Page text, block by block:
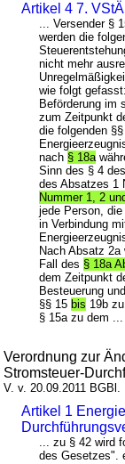
Artikel 4 7.
... Versender §
werden die
nicht mehr
wie folgt
Beförderung im
zum Zeitpunkt
die folgenden
nach § 18a
Sinn des § 4
des Absatzes 1
Nummer 1, 2
jede Person,
in Verbindung
Nach Absatz 2a
Fall des § 18a
dem Zeitpunkt
Besteuerung
§§ 15 bis 19b
§ 15a zu dem ...
Verordnung zur
Stromsteuer-
V. v. 20.09.2011
Artikel 1
... zu § 42 wird
des Gesetzes".